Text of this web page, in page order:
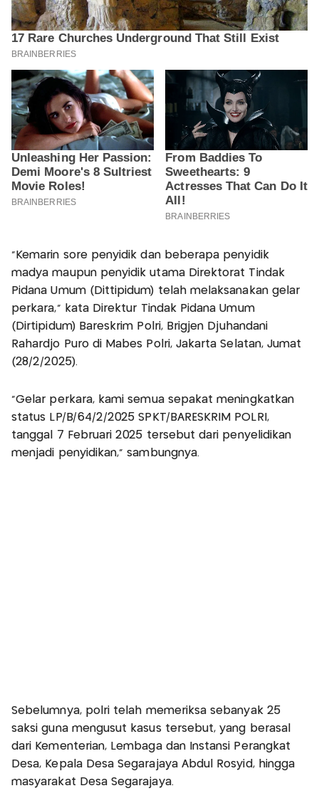
"Kemarin sore penyidik dan beberapa penyidik
madya maupun penyidik utama Direktorat Tindak
Pidana Umum (Dittipidum) telah melaksanakan gelar
perkara," kata Direktur Tindak Pidana Umum
(Dirtipidum) Bareskrim Polri, Brigjen Djuhandani
Rahardjo Puro di Mabes Polri, Jakarta Selatan, Jumat
(28/2/2025).
"Gelar perkara, kami semua sepakat meningkatkan
status LP/B/64/2/2025 SPKT/BARESKRIM POLRI,
tanggal 7 Februari 2025 tersebut dari penyelidikan
menjadi penyidikan," sambungnya.
Sebelumnya, polri telah memeriksa sebanyak 25
saksi guna mengusut kasus tersebut, yang berasal
dari Kementerian, Lembaga dan Instansi Perangkat
Desa, Kepala Desa Segarajaya Abdul Rosyid, hingga
masyarakat Desa Segarajaya.